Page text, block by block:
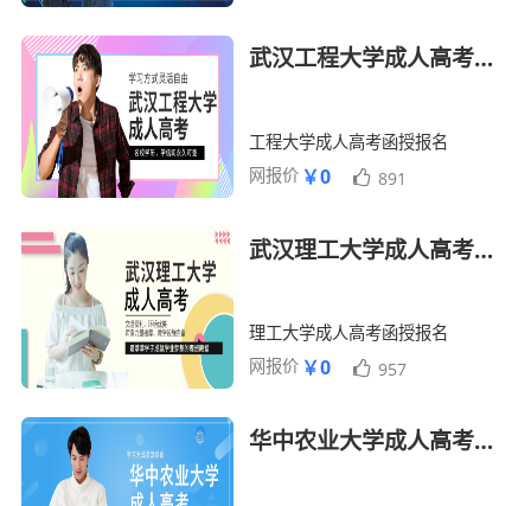
武汉工程大学成人高考函授招生报名简章
工程大学成人高考函授报名
网报价 ￥0 891
武汉理工大学成人高考函授招生报名简章
理工大学成人高考函授报名
网报价 ￥0 957
华中农业大学成人高考函授报名招生简章